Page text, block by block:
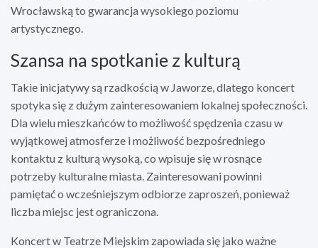
Wrocławską to gwarancja wysokiego poziomu
artystycznego.
Szansa na spotkanie z kulturą
Takie inicjatywy są rzadkością w Jaworze, dlatego koncert
spotyka się z dużym zainteresowaniem lokalnej społeczności.
Dla wielu mieszkańców to możliwość spędzenia czasu w
wyjątkowej atmosferze i możliwość bezpośredniego
kontaktu z kulturą wysoką, co wpisuje się w rosnące
potrzeby kulturalne miasta. Zainteresowani powinni
pamiętać o wcześniejszym odbiorze zaproszeń, ponieważ
liczba miejsc jest ograniczona.
Koncert w Teatrze Miejskim zapowiada się jako ważne